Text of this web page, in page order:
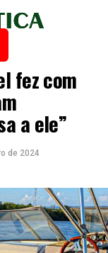
fez com
a ele”
de 2024